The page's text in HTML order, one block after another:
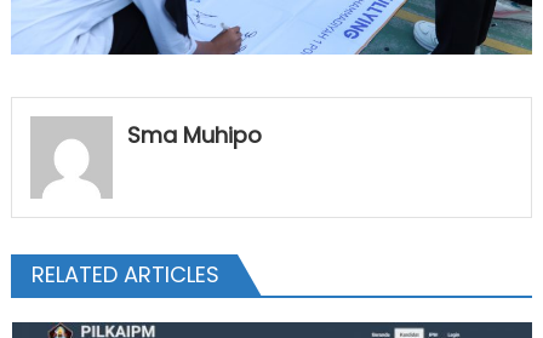
Sma Muhipo
RELATED ARTICLES